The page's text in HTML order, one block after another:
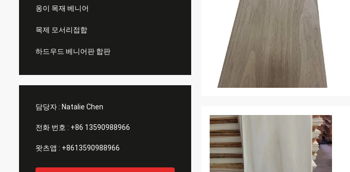
옹이 목재 베니어
목제 모서리접합
하드우드 베니어판 합판
담당자 : Natalie Chen
전화 번호 : +86 13590988966
왓츠앱 : +8613590988966